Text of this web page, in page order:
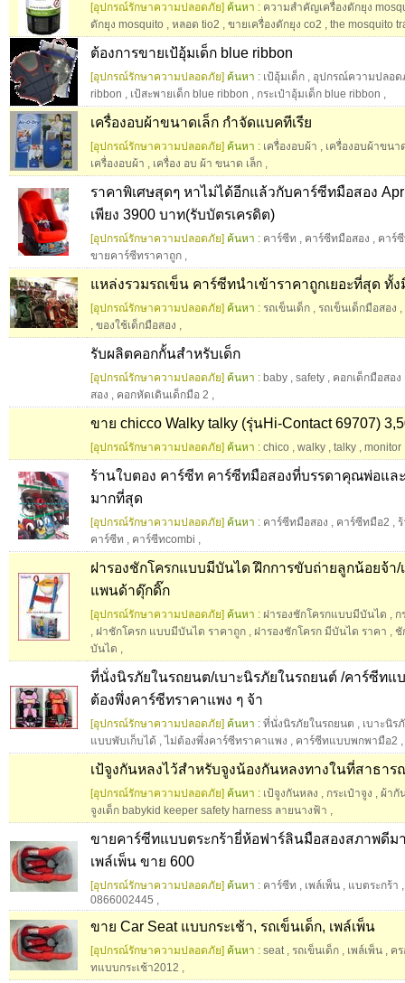
[อุปกรณ์รักษาความปลอดภัย] ค้นหา : ความสำคัญเครื่องดักยุง
ดักยุง mosquito , หลอด tio2 , ขายเครื่องดักยุง co2 , the mosquito
ต้องการขายเป้อุ้มเด็ก blue ribbon
[อุปกรณ์รักษาความปลอดภัย] ค้นหา : เป้อุ้มเด็ก , อุปกรณ์ความปลอด
ribbon , เป้สะพายเด็ก blue ribbon , กระเป๋าอุ้มเด็ก blue ribbon ,
เครื่องอบผ้าขนาดเล็ก กำจัดแบคทีเรีย
[อุปกรณ์รักษาความปลอดภัย] ค้นหา : เครื่องอบผ้า , เครื่องอบผ้าขนา
เครื่องอบผ้า , เครื่อง อบ ผ้า ขนาด เล็ก ,
ราคาพิเศษสุดๆ หาไม่ได้อีกแล้วกับคาร์ซีทมือสอง
เพียง 3900 บาท(รับบัตรเครดิต)
[อุปกรณ์รักษาความปลอดภัย] ค้นหา : คาร์ซีท , คาร์ซีทมือสอง , คาร์
ขายคาร์ซีทราคาถูก ,
แหล่งรวมรถเข็น คาร์ซีทนำเข้าราคาถูกเยอะที่สุด ทั้
[อุปกรณ์รักษาความปลอดภัย] ค้นหา : รถเข็นเด็ก , รถเข็นเด็กมือสอง ,
, ของใช้เด็กมือสอง ,
รับผลิตคอกกั้นสำหรับเด็ก
[อุปกรณ์รักษาความปลอดภัย] ค้นหา : baby , safety , คอกเด็กมือสอง
สอง , คอกหัดเดินเด็กมือ 2 ,
ขาย chicco Walky talky (รุ่นHi-Contact 69707)
[อุปกรณ์รักษาความปลอดภัย] ค้นหา : chico , walky , talky , monitor
ร้านใบตอง คาร์ซีท คาร์ซีทมือสองที่บรรดาคุณพ่อแล
มากที่สุด
[อุปกรณ์รักษาความปลอดภัย] ค้นหา : คาร์ซีทมือสอง , คาร์ซีทมือ2 ,
คาร์ซีท , คาร์ซีทcombi ,
ฝารองชักโครกแบบมีบันได ฝึกการขับถ่ายลูกน้อยจ้า/
แพนด้าดุ๊กดิ๊ก
[อุปกรณ์รักษาความปลอดภัย] ค้นหา : ฝารองชักโครกแบบมีบันได , ก
, ฝาชักโครก แบบมีบันได ราคาถูก , ฝารองชักโครก มีบันได ราคา , ชั
บันได ,
ที่นั่งนิรภัยในรถยนต/เบาะนิรภัยในรถยนต์ /คาร์ซีทแ
ต้องพึ่งคาร์ซีทราคาแพง ๆ จ้า
[อุปกรณ์รักษาความปลอดภัย] ค้นหา : ที่นั่งนิรภัยในรถยนต , เบาะนิร
แบบพับเก็บได้ , ไม่ต้องพึ่งคาร์ซีทราคาแพง , คาร์ซีทแบบพกพามือ2 ,
เป้จูงกันหลงไว้สำหรับจูงน้องกันหลงทางในที่สาธาร
[อุปกรณ์รักษาความปลอดภัย] ค้นหา : เป้จูงกันหลง , กระเป๋าจูง , ผ้ากั
จูงเด็ก babykid keeper safety harness ลายนางฟ้า ,
ขายคาร์ซีทแบบตระกร้ายี่ห้อฟาร์ลินมือสองสภาพดีม
เพล์เพ็น ขาย 600
[อุปกรณ์รักษาความปลอดภัย] ค้นหา : คาร์ซีท , เพล์เพ็น , แบตระกร้า
0866002445 ,
ขาย Car Seat แบบกระเช้า, รถเข็นเด็ก, เพล์เพ็น
[อุปกรณ์รักษาความปลอดภัย] ค้นหา : seat, รถเข็นเด็ก , เพล์เพ็น , ค
ทแบบกระเช้า2012 ,